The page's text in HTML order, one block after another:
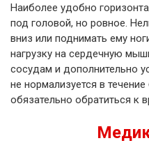
Наиболее удобно
под головой, но ровное.
вниз или поднимать ему
нагрузку на сердечную
сосудам и дополнительно
не нормализуется в
обязательно обратиться к